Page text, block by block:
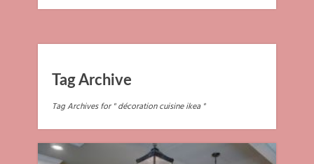
Tag Archive
Tag Archives for " décoration cuisine ikea "